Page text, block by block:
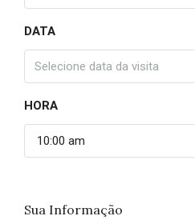
DATA
HORA
10:00 am
Sua Informação